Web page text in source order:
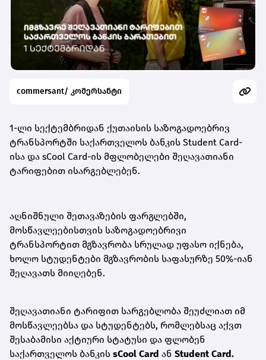
commersant/ კომერსანტი
1-ლი სექტემბრიდან ქუთაისის საზოგადოებრივ
ტრანსპორტში საქართველოს ბანკის Student Card-
ისა და sCool Card-ის მფლობელები შეღავათიანი
ტარიფებით ისარგებლებენ.
აღნიშნული შეთავაზების ფარგლებში,
მოსწავლეებისთვის საზოგადოებრივი
ტრანსპორტით მგზავრობა სრულად უფასო იქნება,
ხოლო სტუდენტები მგზავრობის საფასურზე 50%-იან
შეღავათს მიიღებენ.
შეღავათიანი ტარიფით სარგებლობა შეუძლიათ იმ
მოსწავლეებსა და სტუდენტებს, რომლებსაც აქვთ
შესაბამისი აქტიური სტატუსი და ფლობენ
საქართველოს ბანკის sCool Card ან Student Card.